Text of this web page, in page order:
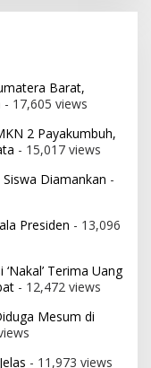
Barat,
- 17,605 views
2 Payakumbuh,
- 15,017 views
Diamankan -
Presiden - 13,096
Terima Uang
- 12,472 views
Mesum di
- 11,973 views